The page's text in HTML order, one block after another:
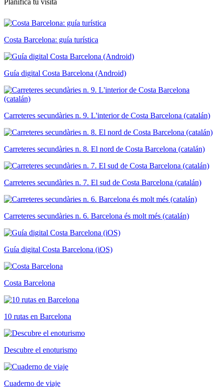
Planifica tu visita
Costa Barcelona: guía turística
Guía digital Costa Barcelona (Android)
Carreteres secundàries n. 9. L'interior de Costa Barcelona (catalán)
Carreteres secundàries n. 8. El nord de Costa Barcelona (catalán)
Carreteres secundàries n. 7. El sud de Costa Barcelona (catalán)
Carreteres secundàries n. 6. Barcelona és molt més (catalán)
Guía digital Costa Barcelona (iOS)
Costa Barcelona
10 rutas en Barcelona
Descubre el enoturismo
Cuaderno de viaje